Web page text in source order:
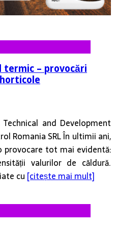
termic – provocări
and Development
Romania SRL În ultimii ani,
provocare tot mai evidentă:
valurilor de căldură.
cu [citește mai mult]